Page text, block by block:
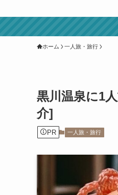
ホーム 一人旅・旅行
黒川温泉に1
介]
PR 一人旅・旅行